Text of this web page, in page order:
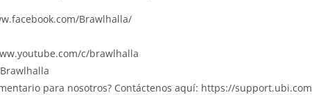
Brawlhalla/
c/brawlhalla
para nosotros? Contáctenos aquí: https://support.ubi.com